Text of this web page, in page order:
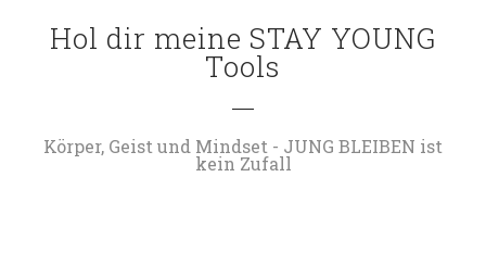
Hol dir meine STAY YOUNG
Tools
Körper, Geist und Mindset - JUNG BLEIBEN ist
kein Zufall